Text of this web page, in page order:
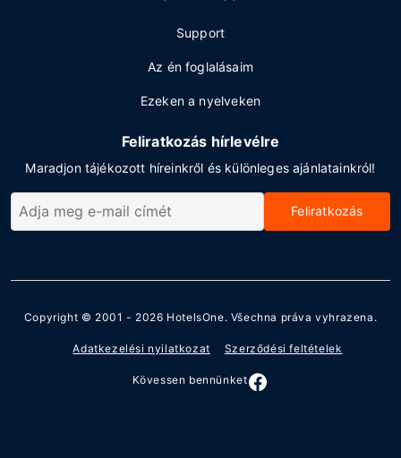
Support
Az én foglalásaim
Ezeken a nyelveken
Feliratkozás hírlevélre
Maradjon tájékozott híreinkről és különleges ajánlatainkról!
Feliratkozás
Copyright © 2001 - 2026 HotelsOne. Všechna práva vyhrazena.
Adatkezelési nyilatkozat Szerződési feltételek
Kövessen bennünket